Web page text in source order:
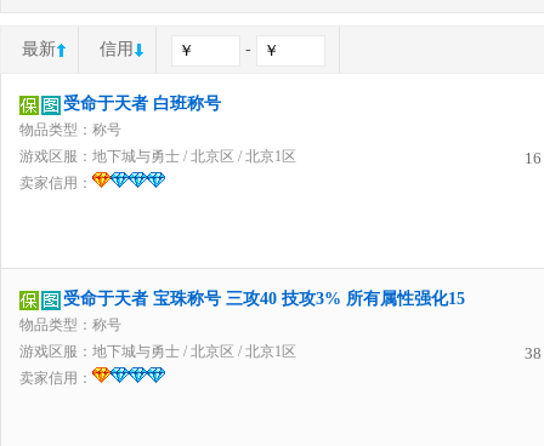
最新 信用 -
受命于天者 白班称号
物品类型：称号
游戏区服： 地下城与勇士 / 北京区 / 北京1区
卖家信用：
16
受命于天者 宝珠称号 三攻40 技攻3% 所有属性强化15
物品类型：称号
游戏区服： 地下城与勇士 / 北京区 / 北京1区
卖家信用：
38